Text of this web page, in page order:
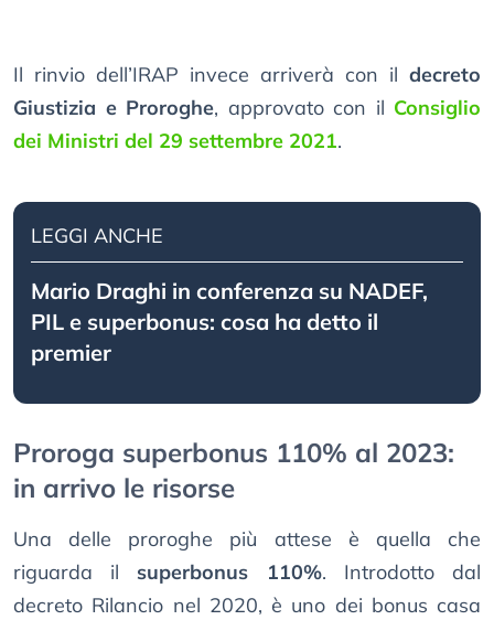
Il rinvio dell’IRAP invece arriverà con il decreto
Giustizia e Proroghe, approvato con il Consiglio
dei Ministri del 29 settembre 2021.
LEGGI ANCHE
Mario Draghi in conferenza su NADEF,
PIL e superbonus: cosa ha detto il
premier
Proroga superbonus 110% al 2023:
in arrivo le risorse
Una delle proroghe più attese è quella che
riguarda il superbonus 110%. Introdotto dal
decreto Rilancio nel 2020, è uno dei bonus casa